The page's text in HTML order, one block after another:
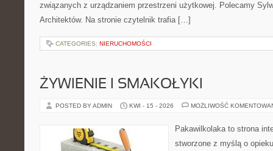
związanych z urządzaniem przestrzeni użytkowej. Polecamy
Architektów. Na stronie czytelnik trafia […]
CATEGORIES: NIERUCHOMOŚCI
ŻYWIENIE I SMAKOŁYKI
POSTED BY ADMIN KWI - 15 - 2026 MOŻLIWOŚĆ
Pakawilkolaka to strona
stworzone z myślą o